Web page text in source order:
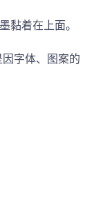
黏着在上面。
字体、图案的